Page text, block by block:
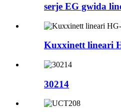
serje EG gwida
Kuxxinett lineari
30214